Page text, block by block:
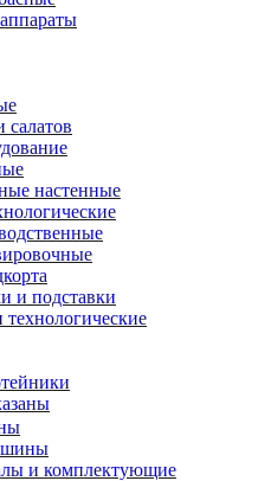
настенные
и подставки
и комплектующие